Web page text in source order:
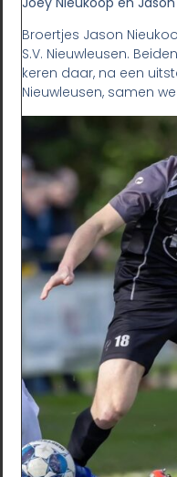
Broertjes Jason
S.V. Nieuwleusen.
keren daar, na een
Nieuwleusen, samen